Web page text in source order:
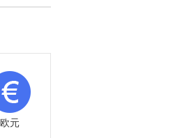
欧元